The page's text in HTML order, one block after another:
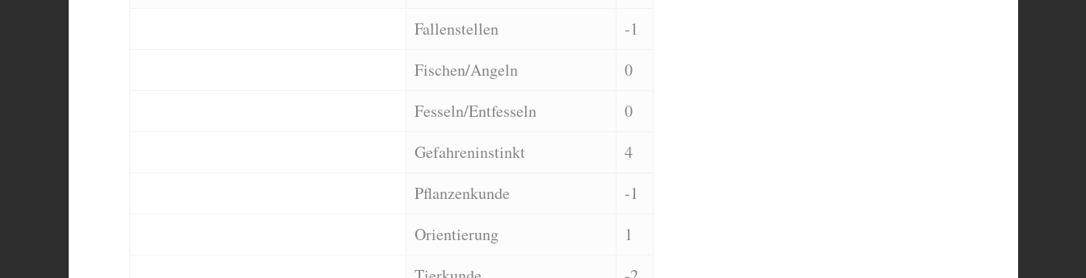
Fallenstellen
-1
Fischen/Angeln
0
Fesseln/Entfesseln
0
Gefahreninstinkt
4
Pflanzenkunde
-1
Orientierung
1